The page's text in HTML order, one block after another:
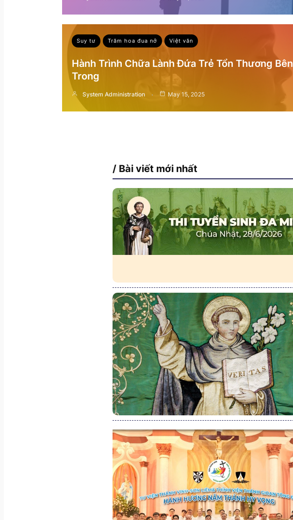
Suy tư Trăm hoa đua nở Việt văn
Hành Trình Chữa Lành Đứa Trẻ Tổn Thương Bên
Trong
System Administration May 15, 2025
/ Bài viết mới nhất